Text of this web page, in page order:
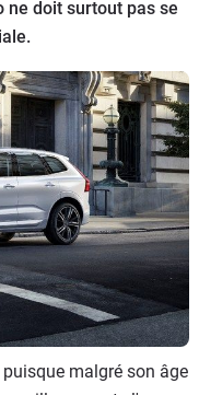
ne doit surtout pas se
puisque malgré son âge